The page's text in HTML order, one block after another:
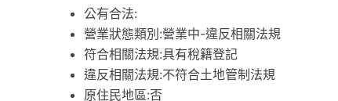
公有合法:
營業狀態類別:營業中-違反相關法規
符合相關法規:具有稅籍登記
違反相關法規:不符合土地管制法規
原住民地區:否